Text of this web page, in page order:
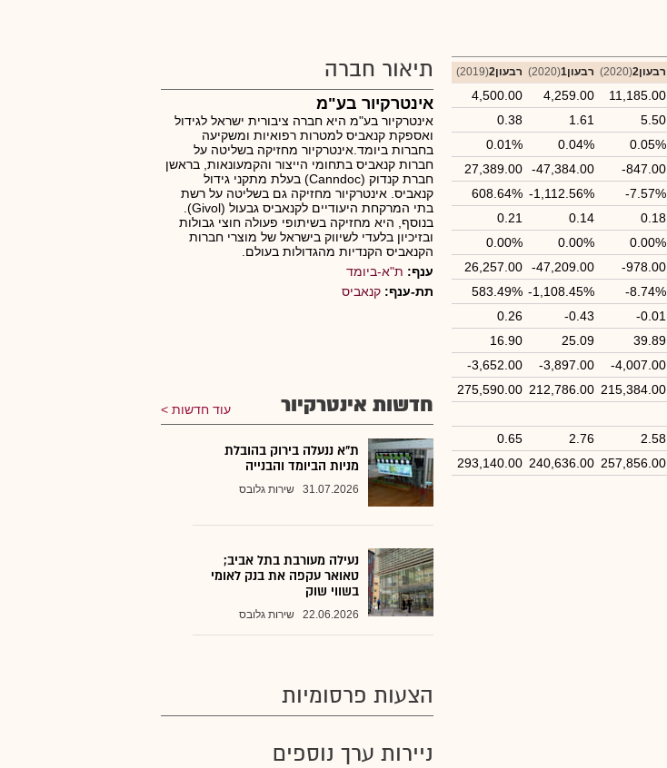
רבעון2 (2020) רבעון1 (2020) רבעון2 (2019)
11,185.00
4,259.00
4,500.00
5.50
1.61
0.38
0.05%
0.04%
0.01%
-847.00
-47,384.00
27,389.00
-7.57%
-1,112.56%
608.64%
0.18
0.14
0.21
0.00%
0.00%
0.00%
-978.00
-47,209.00
26,257.00
-8.74%
-1,108.45%
583.49%
-0.01
-0.43
0.26
39.89
25.09
16.90
-4,007.00
-3,897.00
-3,652.00
215,384.00
212,786.00
275,590.00
2.58
2.76
0.65
257,856.00
240,636.00
293,140.00
תיאור חברה
אינטרקיור בע"מ
אינטרקיור בע"מ היא חברה ציבורית ישראל לגידול
ואספקת קנאביס למטרות רפואיות ומשקיעה
בחברות ביומד.אינטרקיור מחזיקה בשליטה על
חברות קנאביס בתחומי הייצור והקמעונאות, בראשן
חברת קנדוק (Canndoc) בעלת מתקני גידול
קנאביס. אינטרקיור מחזיקה גם בשליטה על רשת
בתי המרקחת היעודיים לקנאביס גבעול (Givol).
בנוסף, היא מחזיקה בשיתופי פעולה חוצי גבולות
ובזיכיון בלעדי לשיווק בישראל של מוצרי חברות
הקנאביס הקנדיות מהגדולות בעולם.
ענף: ת"א-ביומד
תת-ענף: קנאביס
חדשות אינטרקיור עוד חדשות
ת"א ננעלה בירוק בהובלת
מניות הביומד והבנייה
31.07.2026 שירות גלובס
נעילה מעורבת בתל אביב;
טאואר עקפה את בנק לאומי
בשווי שוק
22.06.2026 שירות גלובס
הצעות פרסומיות
ניירות ערך נוספים